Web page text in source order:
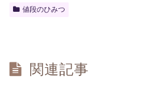
値段のひみつ
関連記事